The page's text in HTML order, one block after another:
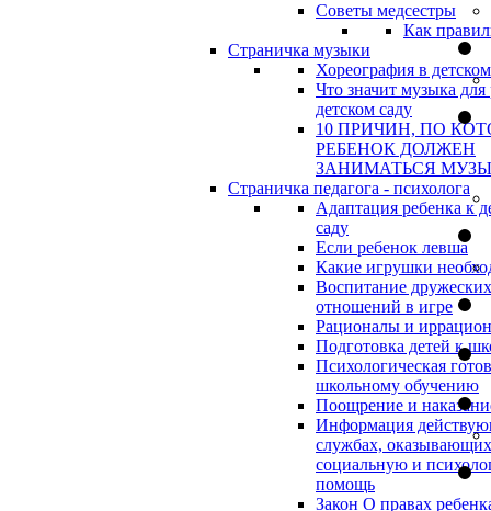
Советы медсестры
Как
Страничка музыки
Хореография в
Что значит музыка для
детском саду
10 ПРИЧИН, ПО
РЕБЕНОК ДОЛЖЕН
ЗАНИМАТЬСЯ
Страничка педагога - психолога
Адаптация ребенка к
саду
Если ребенок левша
Какие игрушки
Воспитание дружеских
отношений в игре
Рационалы и
Подготовка детей к
Психологическая
школьному обучению
Поощрение и
Информация
службах, оказывающих
социальную и
помощь
Закон О правах